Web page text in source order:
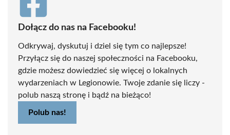
Dołącz do nas na Facebooku!
Odkrywaj, dyskutuj i dziel się tym co najlepsze!
Przyłącz się do naszej społeczności na Facebooku,
gdzie możesz dowiedzieć się więcej o lokalnych
wydarzeniach w Legionowie. Twoje zdanie się liczy -
polub naszą stronę i bądź na bieżąco!
Polub nas!